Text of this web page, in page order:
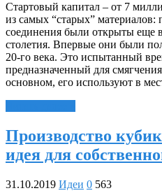
Стартовый капитал – от 7
из самых “старых” материалов:
соединения были открыты еще
столетия. Впервые они были
20-го века. Это испытанный
предназначенный для
основном, его используют в
Производство
идея для
31.10.2019 Идеи 0 563